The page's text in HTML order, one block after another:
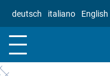
deutsch italiano English